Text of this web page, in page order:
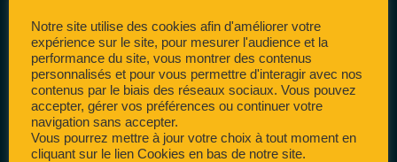
Notre site utilise des cookies afin d'améliorer votre
expérience sur le site, pour mesurer l'audience et la
performance du site, vous montrer des contenus
personnalisés et pour vous permettre d'interagir avec nos
contenus par le biais des réseaux sociaux. Vous pouvez
accepter, gérer vos préférences ou continuer votre
navigation sans accepter.
Vous pourrez mettre à jour votre choix à tout moment en
cliquant sur le lien Cookies en bas de notre site.